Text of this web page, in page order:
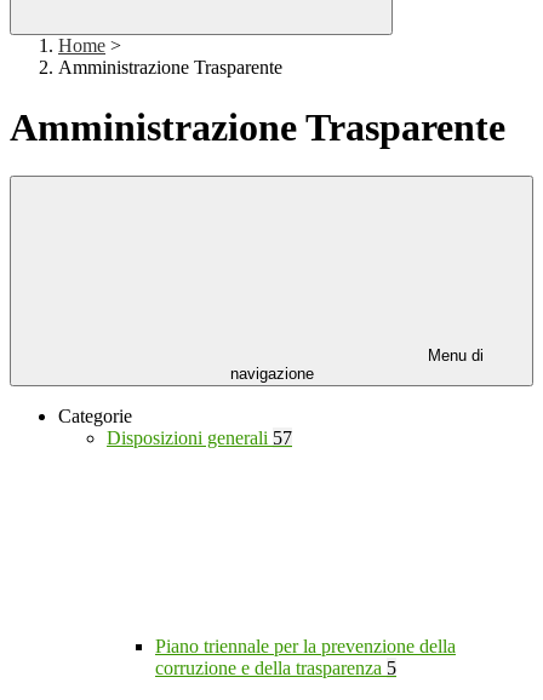
Home >
Amministrazione Trasparente
Amministrazione Trasparente
Menu di
navigazione
Categorie
Disposizioni generali 57
Piano triennale per la prevenzione della
corruzione e della trasparenza 5